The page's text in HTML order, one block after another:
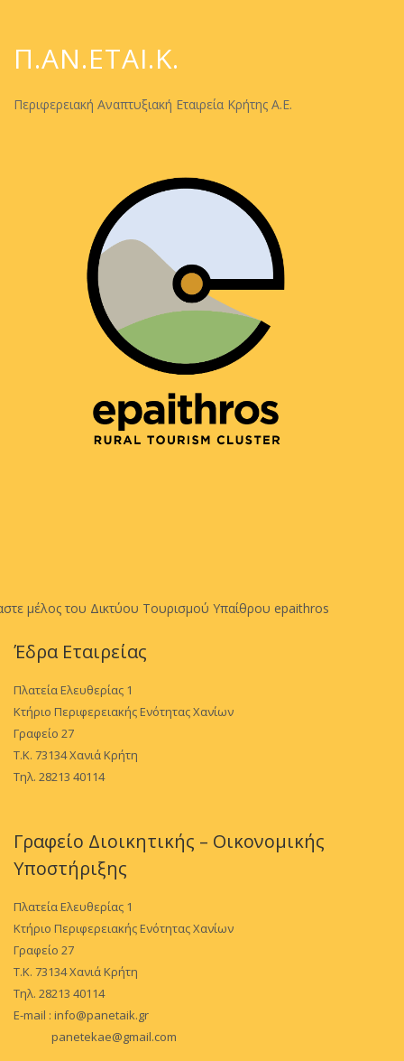
Π.ΑΝ.ΕΤΑΙ.Κ.
Περιφερειακή Αναπτυξιακή Εταιρεία Κρήτης Α.Ε.
μέλος του Δικτύου Τουρισμού Υπαίθρου epaithros
Έδρα Εταιρείας
Πλατεία Ελευθερίας 1
Κτήριο Περιφερειακής Ενότητας Χανίων
Γραφείο 27
Τ.Κ. 73134 Χανιά Κρήτη
Τηλ. 28213 40114
Γραφείο Διοικητικής – Οικονομικής
Υποστήριξης
Πλατεία Ελευθερίας 1
Κτήριο Περιφερειακής Ενότητας Χανίων
Γραφείο 27
Τ.Κ. 73134 Χανιά Κρήτη
Τηλ. 28213 40114
E-mail : info@panetaik.gr
panetekae@gmail.com